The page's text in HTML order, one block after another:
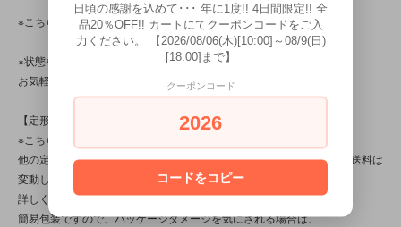
※こちらの商品は、中古・ヴィンテージ品です。
※状態など分かり辛い点、気になる点、不明点がございましたら、
お気軽にお問い合わせ下さい。
【定形外対応商品】
※こちらの商品は【サイズ規格外・(9)～250gまで】です。
他の定形外対応商品と複数購入される場合は、サイズや重量によって送料は
変動します。送料は【最終注文確認書】で確定します。
詳しくは
こちらをご覧ください。
簡易包装ですので、パッケージダメージを気にされる場合は、
日頃の感謝を込めて･･･ 年に1度!! 4日間限定!! 全
品20％OFF!! カートにてクーポンコードをご入
力ください。 【2026/08/06(木)[10:00]～08/9(日)
[18:00]まで】
クーポンコード
2026
コードをコピー